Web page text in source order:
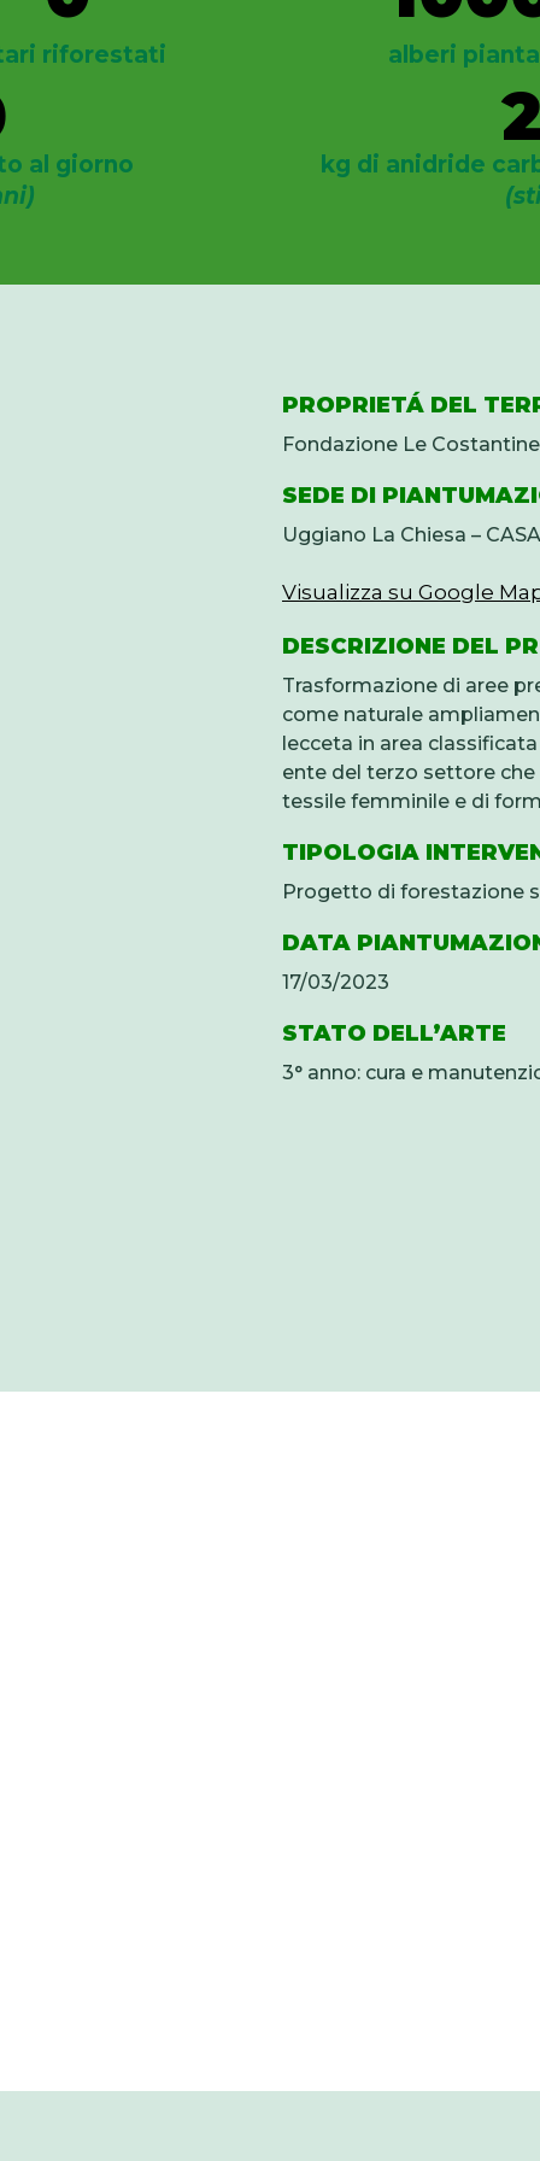
riforestati alberi
al giorno
kg di anidride
PROPRIETÁ DEL
Fondazione Le Costantine
SEDE DI
Uggiano La Chiesa –
Visualizza su Google
DESCRIZIONE DEL
Trasformazione di aree
come naturale
lecceta in area
ente del terzo settore
tessile femminile e di
TIPOLOGIA
Progetto di forestazione
DATA
17/03/2023
STATO DELL’ARTE
3° anno: cura e